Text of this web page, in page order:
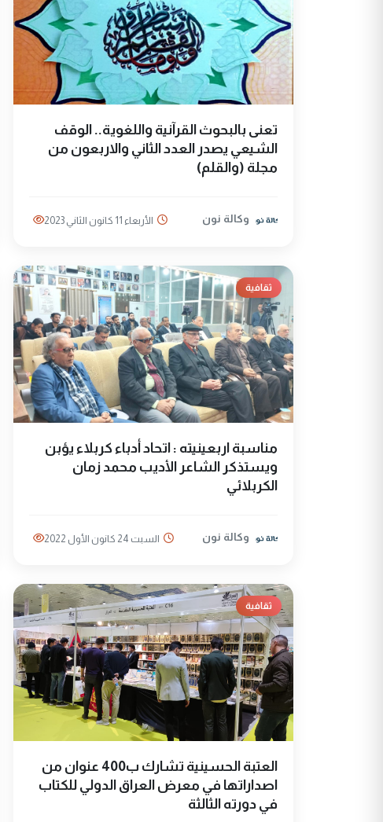
تعنى بالبحوث القرآنية واللغوية.. الوقف
الشيعي يصدر العدد الثاني والاربعون من
مجلة (والقلم)
وكالة نون الأربعاء 11 كانون الثاني 2023
ثقافية
مناسبة اربعينيته : اتحاد أدباء كربلاء يؤبن
ويستذكر الشاعر الأديب محمد زمان
الكربلائي
وكالة نون السبت 24 كانون الأول 2022
ثقافية
العتبة الحسينية تشارك ب400 عنوان من
اصداراتها في معرض العراق الدولي للكتاب
في دورته الثالثة